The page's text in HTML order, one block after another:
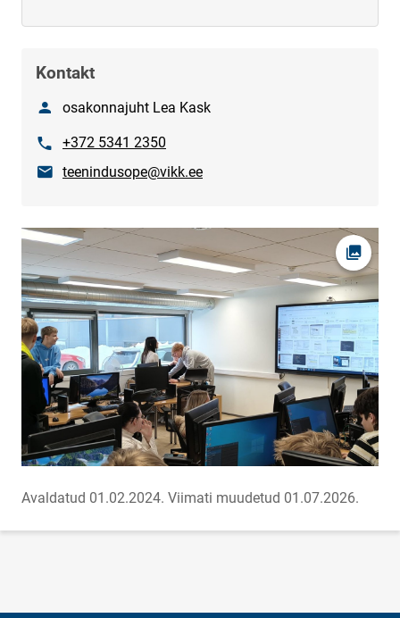
Kontakt
Nimiosakonnajuht Lea Kask
Telefon+372 5341 2350
E-postteenindusope@vikk.ee
Ava
Avaldatud 01.02.2024. Viimati muudetud 01.07.2026.